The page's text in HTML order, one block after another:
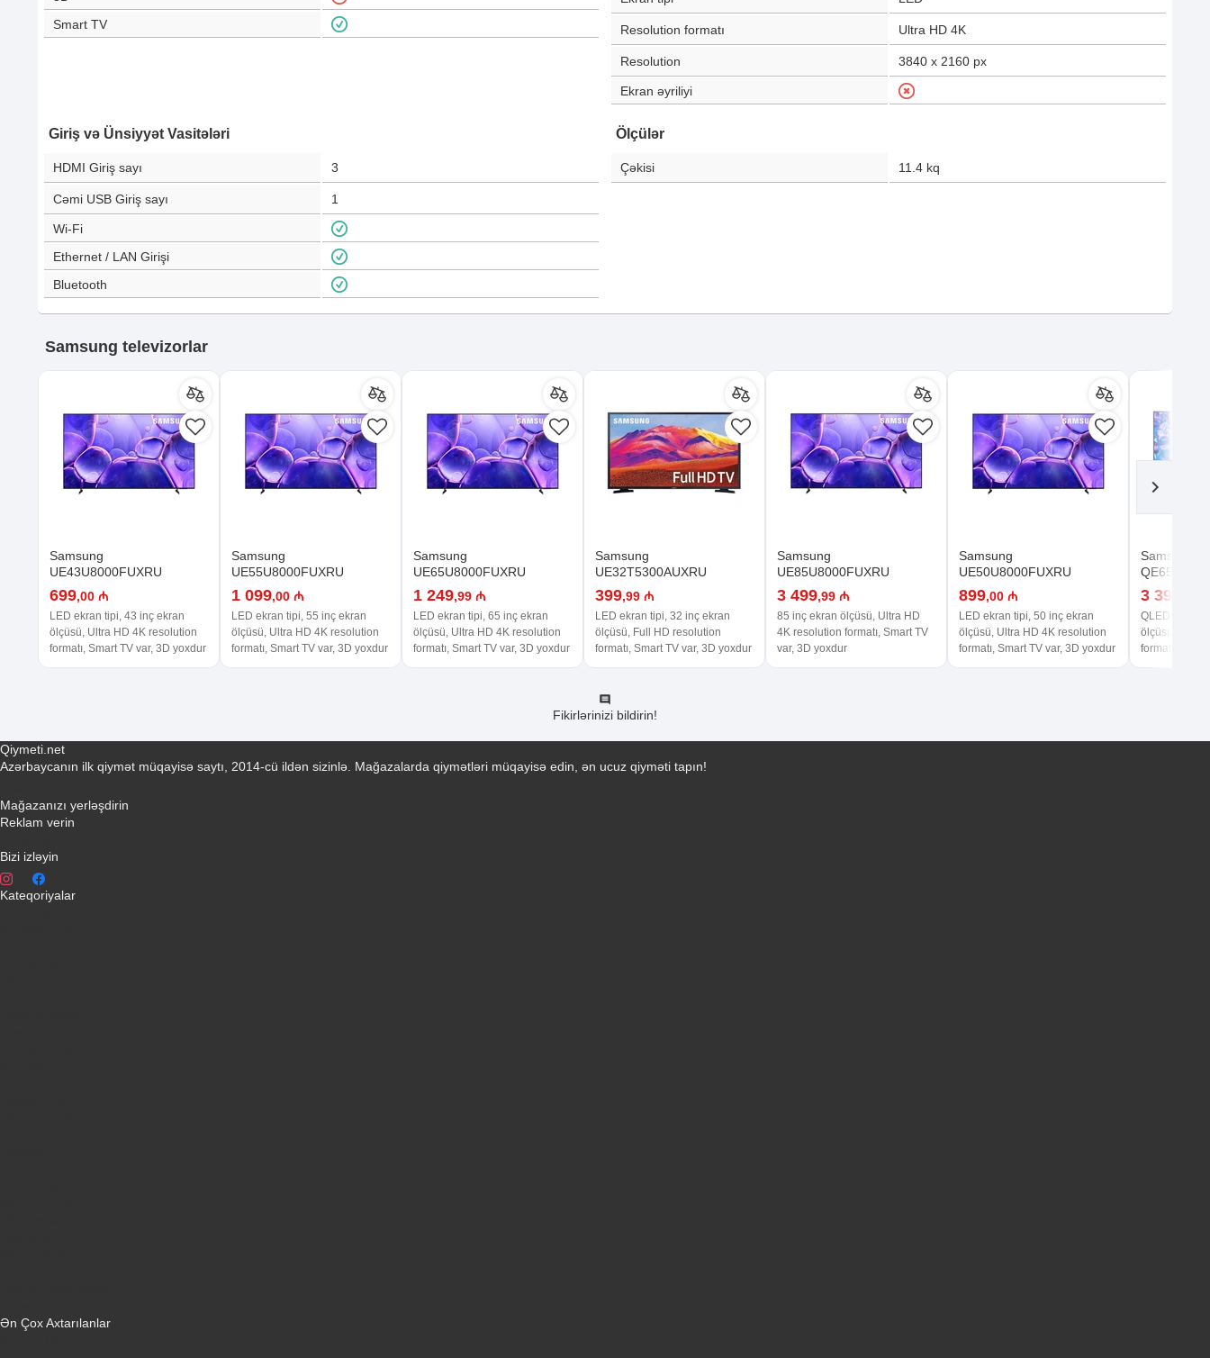
Smart TV
Resolution formatı Ultra HD 4K
Resolution 3840 x 2160 px
Ekran əyriliyi
Giriş və Ünsiyyət Vasitələri
HDMI Giriş sayı 3
Cəmi USB Giriş sayı 1
Wi-Fi
Ethernet / LAN Girişi
Bluetooth
Ölçülər
Çəkisi 11.4 kq
Samsung televizorlar
Samsung
UE43U8000FUXRU
699,00 ₼
LED ekran tipi, 43 inç ekran
ölçüsü, Ultra HD 4K resolution
formatı, Smart TV var, 3D yoxdur
Samsung
UE55U8000FUXRU
1 099,00 ₼
LED ekran tipi, 55 inç ekran
ölçüsü, Ultra HD 4K resolution
formatı, Smart TV var, 3D yoxdur
Samsung
UE65U8000FUXRU
1 249,99 ₼
LED ekran tipi, 65 inç ekran
ölçüsü, Ultra HD 4K resolution
formatı, Smart TV var, 3D yoxdur
Samsung
UE32T5300AUXRU
399,99 ₼
LED ekran tipi, 32 inç ekran
ölçüsü, Full HD resolution
formatı, Smart TV var, 3D yoxdur
Samsung
UE85U8000FUXRU
3 499,99 ₼
85 inç ekran ölçüsü, Ultra HD
4K resolution formatı, Smart TV
var, 3D yoxdur
Samsung
UE50U8000FUXRU
899,00 ₼
LED ekran tipi, 50 inç ekran
ölçüsü, Ultra HD 4K resolution
formatı, Smart TV var, 3D yoxdur
Samsung
3 399
QLED ekran
ölçüsü, Ultra
formatı,
Fikirlərinizi bildirin!
Qiymeti.net
Azərbaycanın ilk qiymət müqayisə saytı, 2014-cü ildən sizinlə. Mağazalarda qiymətləri müqayisə edin, ən ucuz qiyməti tapın!
Mağazanızı yerləşdirin
Reklam verin
Bizi izləyin
Kateqoriyalar
Ən Çox Axtarılanlar